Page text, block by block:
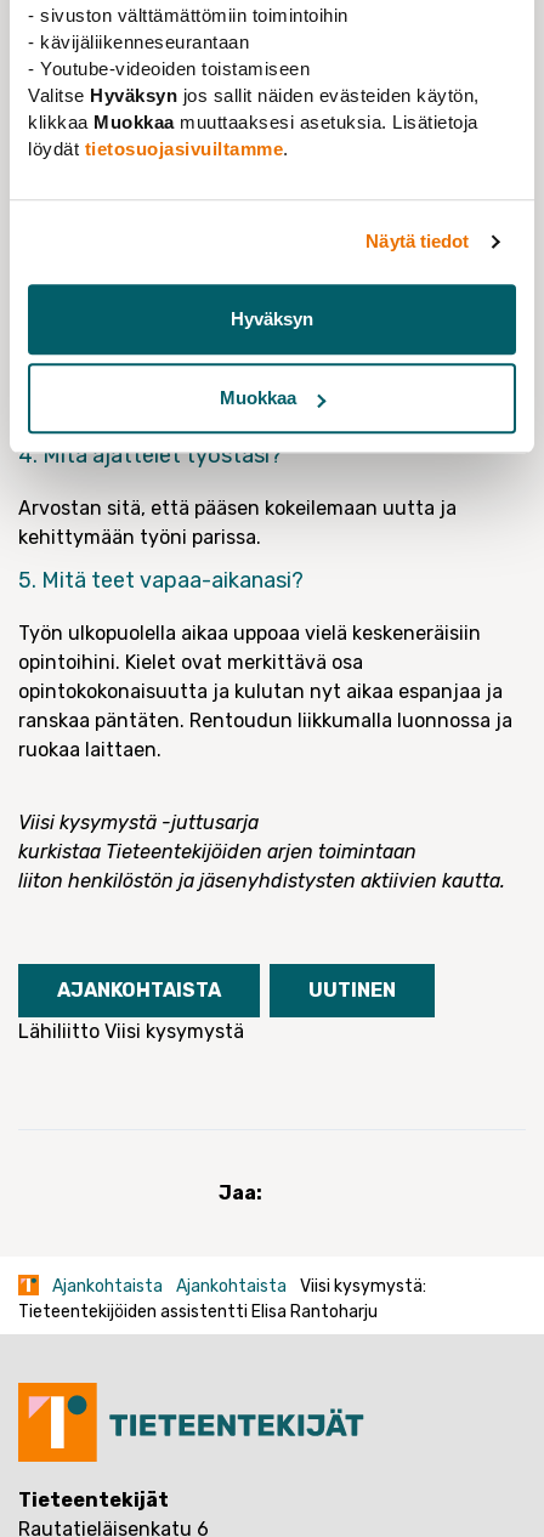
- sivuston välttämättömiin toimintoihin
- kävijäliikenneseurantaan
- Youtube-videoiden toistamiseen
Valitse Hyväksyn jos sallit näiden evästeiden käytön,
klikkaa Muokkaamuuttaaksesi asetuksia. Lisätietoja
löydät tietosuojasivuiltamme.
Näytä tiedot
Hyväksyn
Muokkaa
Minulla on paljon päivittäin toistuvia tehtäviä:
sähköposteja, kalenterointia, sidosryhmien
kontaktointia sekä kokous- ja matkajärjestelyitä. Kivaa
vaihtelua sähköpostin selaamiseen ja
kalenteritetrikseen tuo satunnaiset käännöstyöt sekä
erilaiset projektit, joissa pääsen avustamaan kollegoita
esimerkiksi nettisivujen parissa touhuten.
Tällä hetkellä pöydällä on tässä kuussa pidettävä
Järjestelyt ovat olleet työn alla jo viime keväästä,
mutta koska tapahtumajärjestäminen on ollut hyvin
epävarmaa pandemian aikana, on suunnitelmia
kaikkea. Nyt paketti alkaa olla valmis.
4. Mitä ajattelet työstäsi?
Arvostan sitä, että pääsen kokeilemaan uutta ja
kehittymään työni parissa.
5. Mitä teet vapaa-aikanasi?
Työn ulkopuolella aikaa uppoaa vielä keskeneräisiin
opintoihini. Kielet ovat merkittävä osa
opintokokonaisuutta ja kulutan nyt aikaa espanjaa ja
ranskaa päntäten. Rentoudun liikkumalla luonnossa ja
ruokaa laittaen.
Viisi kysymystä -juttusarja
kurkistaa Tieteentekijöiden arjen toimintaan
liiton henkilöstön ja jäsenyhdistysten aktiivien kautta.
AJANKOHTAISTA
UUTINEN
Lähiliitto Viisi kysymystä
Jaa:
Ajankohtaista Ajankohtaista
Viisi kysymystä:
Tieteentekijöiden assistentti Elisa Rantoharju
Tieteentekijät
Rautatieläisenkatu 6